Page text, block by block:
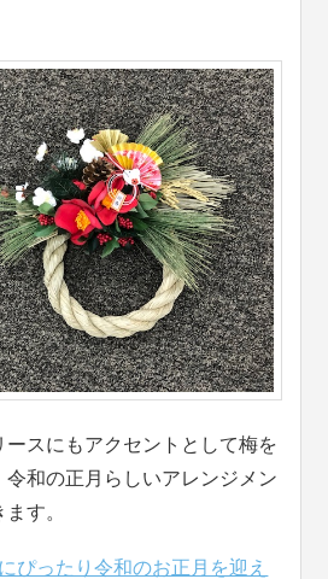
スにもアクセントとして梅を
和の正月らしいアレンジメン
す。
ぴったり令和のお正月を迎え